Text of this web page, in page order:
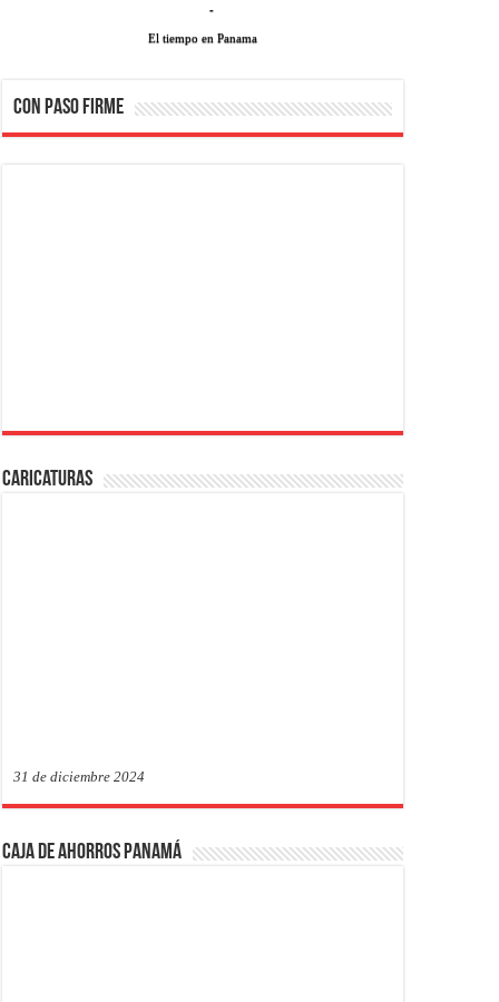
-
El tiempo en Panama
CON PASO FIRME
Caricaturas
31 de diciembre 2024
Caja de Ahorros Panamá